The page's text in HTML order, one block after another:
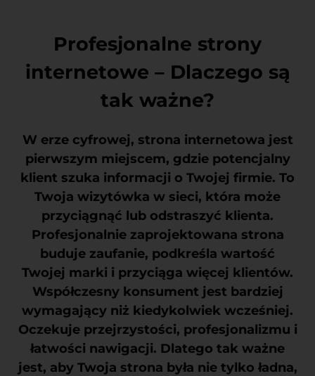
Profesjonalne strony
internetowe – Dlaczego są
tak ważne?
W erze cyfrowej, strona internetowa jest
pierwszym miejscem, gdzie potencjalny
klient szuka informacji o Twojej firmie. To
Twoja wizytówka w sieci, która może
przyciągnąć lub odstraszyć klienta.
Profesjonalnie zaprojektowana strona
buduje zaufanie, podkreśla wartość
Twojej marki i przyciąga więcej klientów.
Współczesny konsument jest bardziej
wymagający niż kiedykolwiek wcześniej.
Oczekuje przejrzystości, profesjonalizmu i
łatwości nawigacji. Dlatego tak ważne
jest, aby Twoja strona była nie tylko ładna,